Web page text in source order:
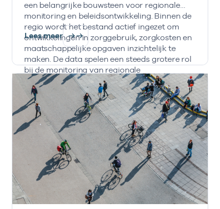
een belangrijke bouwsteen voor regionale
monitoring en beleidsontwikkeling. Binnen de
regio wordt het bestand actief ingezet om
ontwikkelingen in zorggebruik, zorgkosten en
maatschappelijke opgaven inzichtelijk te
maken. De data spelen een steeds grotere rol
bij de monitoring van regionale
transformatieopgaven en de inzet van IZA- en
AZWA-middelen.
Lees meer